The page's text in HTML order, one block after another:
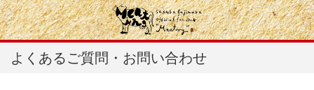
よくあるご質問・お問い合わせ